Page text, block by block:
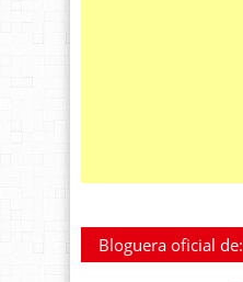
Bloguera oficial de: